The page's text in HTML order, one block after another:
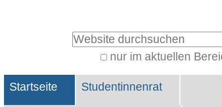
Website durchsuchen
nur im aktuellen
Suche…
Sektionen
Startseite Studentinnenrat